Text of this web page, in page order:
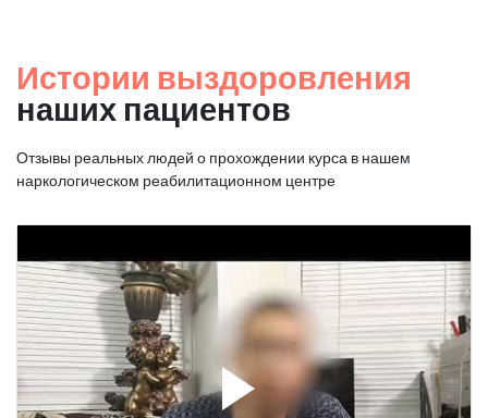
Истории выздоровления
наших пациентов
Отзывы реальных людей о прохождении курса в нашем
наркологическом реабилитационном центре